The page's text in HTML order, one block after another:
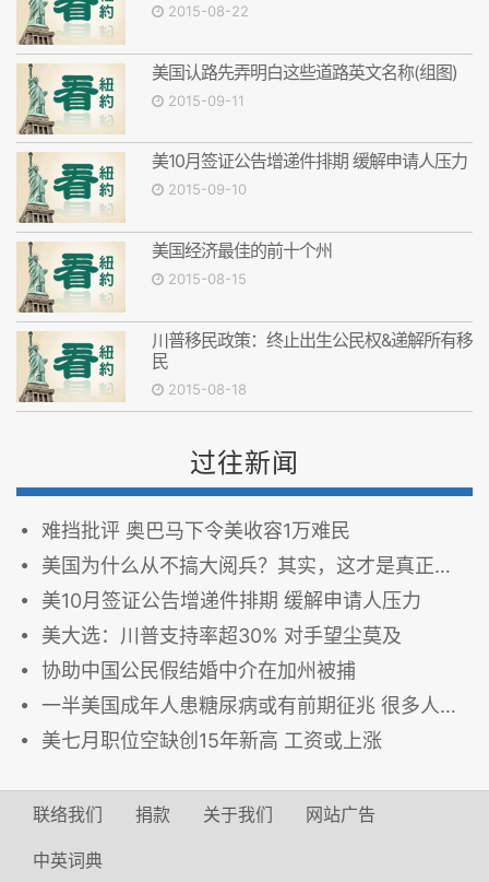
2015-08-22
美国认路先弄明白这些道路英文名称(组图)
2015-09-11
美10月签证公告增递件排期 缓解申请人压力
2015-09-10
美国经济最佳的前十个州
2015-08-15
川普移民政策：终止出生公民权&递解所有移
民
2015-08-18
过往新闻
难挡批评 奥巴马下令美收容1万难民
美国为什么从不搞大阅兵？其实，这才是真正的原因…
美10月签证公告增递件排期 缓解申请人压力
美大选：川普支持率超30% 对手望尘莫及
协助中国公民假结婚中介在加州被捕
一半美国成年人患糖尿病或有前期征兆 很多人竟浑然不觉
美七月职位空缺创15年新高 工资或上涨
联络我们 捐款 关于我们 网站广告
中英词典